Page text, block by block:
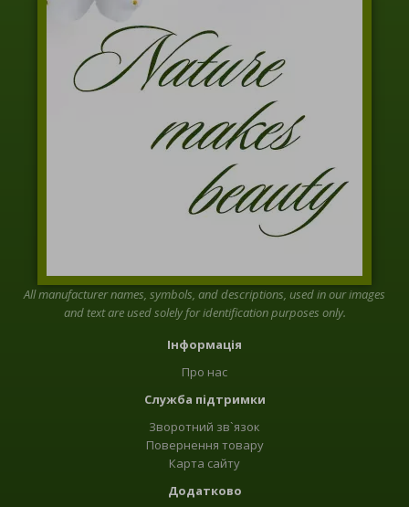
All manufacturer names, symbols, and descriptions, used in our images
and text are used solely for identification purposes only.
Інформація
Про нас
Служба підтримки
Зворотний зв`язок
Повернення товару
Карта сайту
Додатково